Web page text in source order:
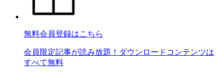
無料会員登録はこちら
会員限定記事が読み放題！ダウンロードコンテンツは
すべて無料